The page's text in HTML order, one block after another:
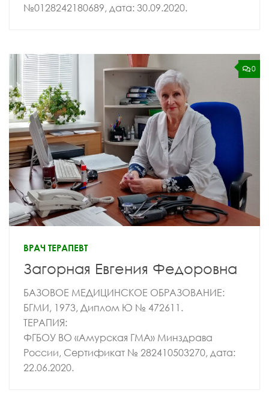
№0128242180689, дата: 30.09.2020.
0
ВРАЧ ТЕРАПЕВТ
Загорная Евгения Федоровна
БАЗОВОЕ МЕДИЦИНСКОЕ ОБРАЗОВАНИЕ:
БГМИ, 1973, Диплом Ю № 472611.
ТЕРАПИЯ:
ФГБОУ ВО «Амурская ГМА» Минздрава
России, Сертификат № 282410503270, дата:
22.06.2020.